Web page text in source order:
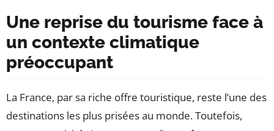
Une reprise du tourisme face à
un contexte climatique
préoccupant
La France, par sa riche offre touristique, reste l’une des
destinations les plus prisées au monde. Toutefois,